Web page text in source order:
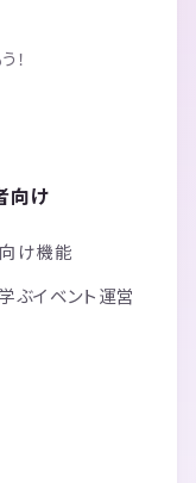
！
向け
け機能
ぶイベント運営